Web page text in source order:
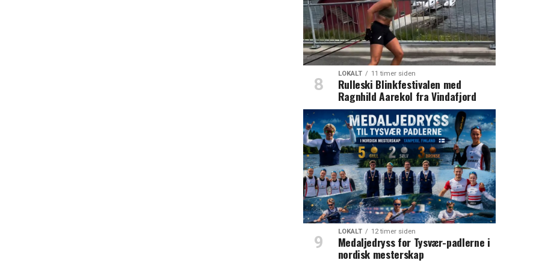
LOKALT 11 timer siden
Rulleski Blinkfestivalen med
Ragnhild Aarekol fra Vindafjord
LOKALT 12 timer siden
Medaljedryss for Tysvær-padlerne i
nordisk mesterskap